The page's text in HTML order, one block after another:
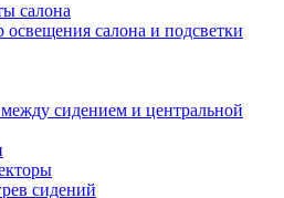
салона
салона и подсветки
сидением и центральной
сидений